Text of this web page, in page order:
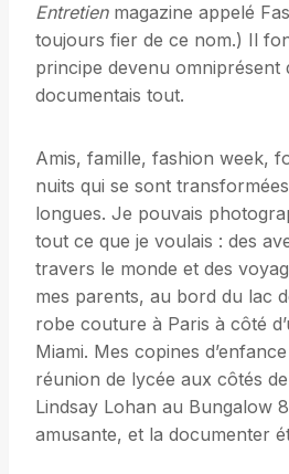
Entretienmagazine appelé
toujours fier de ce nom.) Il
principe devenu omniprésent
documentais tout.
Amis, famille, fashion week,
nuits qui se sont
longues. Je pouvais
tout ce que je voulais : des
travers le monde et des
mes parents, au bord du lac
robe couture à Paris à côté
Miami. Mes copines
réunion de lycée aux côtés
Lindsay Lohan au Bungalow
amusante, et la documenter